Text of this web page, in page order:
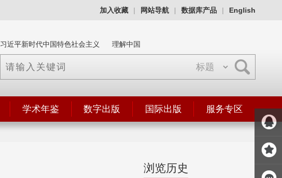
加入收藏 | 网站导航 | 数据库产品 | English
习近平新时代中国特色社会主义 理解中国
学术年鉴 数字出版 国际出版 服务专区
浏览历史